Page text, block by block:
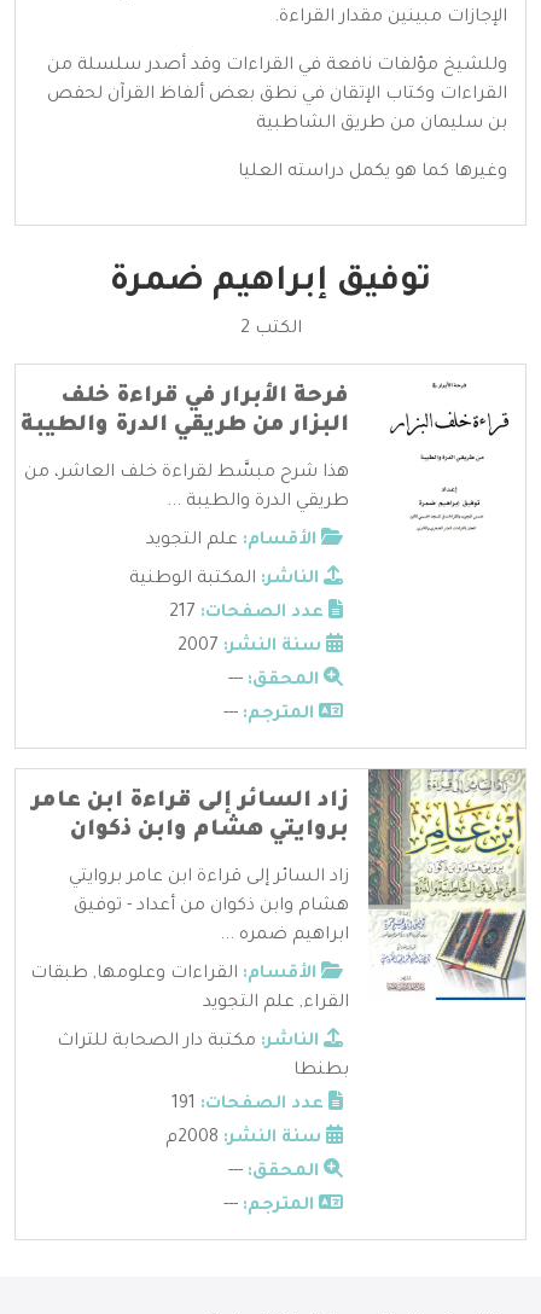
الإجازات مبينين مقدار القراءة.
وللشيخ مؤلفات نافعة في القراءات وقد أصدر سلسلة من
القراءات وكتاب الإتقان في نطق بعض ألفاظ القرآن لحفص
بن سليمان من طريق الشاطبية
وغيرها كما هو يكمل دراسته العليا
توفيق إبراهيم ضمرة
الكتب 2
فرحة الأبرار في قراءة خلف
البزار من طريقي الدرة والطيبة
هذا شرح مبسَّط لقراءة خلف العاشر، من
طريقي الدرة والطيبة ...
الأقسام: علم التجويد
الناشر: المكتبة الوطنية
عدد الصفحات:
سنة النشر:
المحقق: ---
المترجم: ---
زاد السائر إلى قراءة ابن عامر
بروايتي هشام وابن ذكوان
زاد السائر إلى قراءة ابن عامر بروايتي
هشام وابن ذكوان من أعداد - توفيق
ابراهيم ضمره ...
الأقسام: القراءات وعلومها, طبقات
القراء, علم التجويد
الناشر: مكتبة دار الصحابة للتراث
بطنطا
عدد الصفحات:
سنة النشر:
المحقق: ---
المترجم: ---